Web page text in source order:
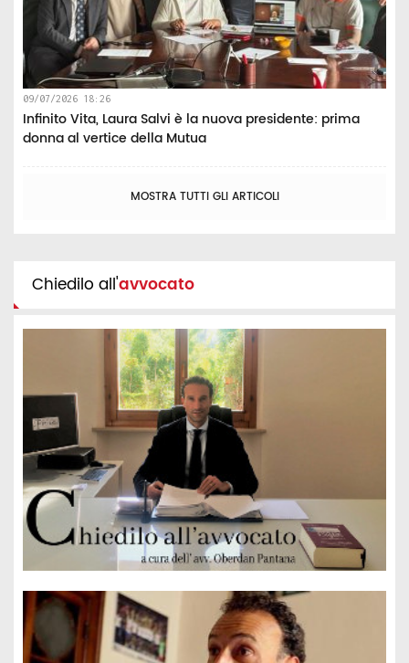
09/07/2026 18:26
Infinito Vita, Laura Salvi è la nuova presidente: prima
donna al vertice della Mutua
MOSTRA TUTTI GLI ARTICOLI
Chiedilo all'avvocato